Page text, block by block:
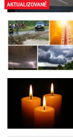
AKTUALIZOVANÉ